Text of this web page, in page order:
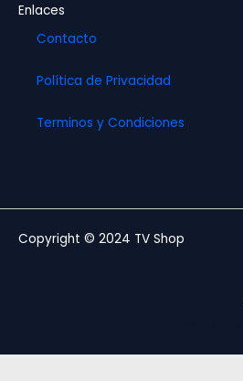
Enlaces
Contacto
Política de Privacidad
Terminos y Condiciones
Copyright © 2024 TV Shop